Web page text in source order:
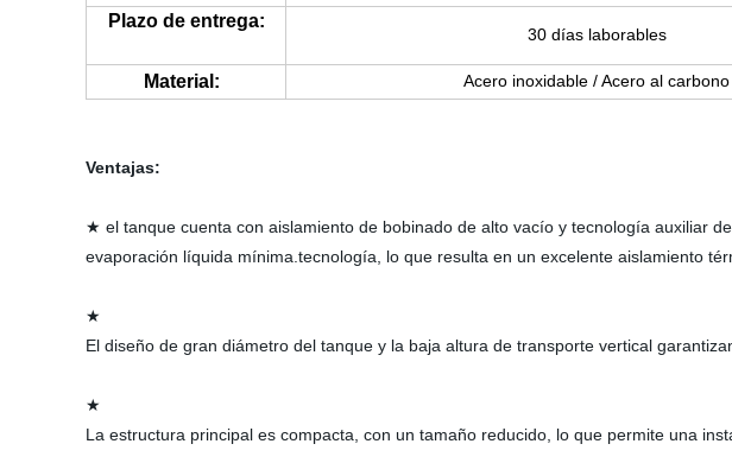
Plazo de entrega:
30 días laborables
Material: Acero inoxidable / Acero al carbono
Ventajas:
★ el tanque cuenta con aislamiento de bobinado de alto vacío y tecnología auxiliar
evaporación líquida mínima. tecnología, lo que resulta en un excelente aislamiento
★
El diseño de gran diámetro del tanque y la baja altura de transporte vertical
★
La estructura principal es compacta, con un tamaño reducido, lo que permite una